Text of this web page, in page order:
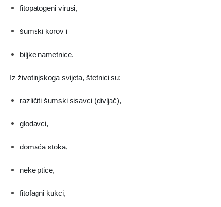
fitopatogeni virusi,
šumski korov i
biljke nametnice.
Iz životinjskoga svijeta, štetnici su:
različiti šumski sisavci (divljač),
glodavci,
domaća stoka,
neke ptice,
fitofagni kukci,